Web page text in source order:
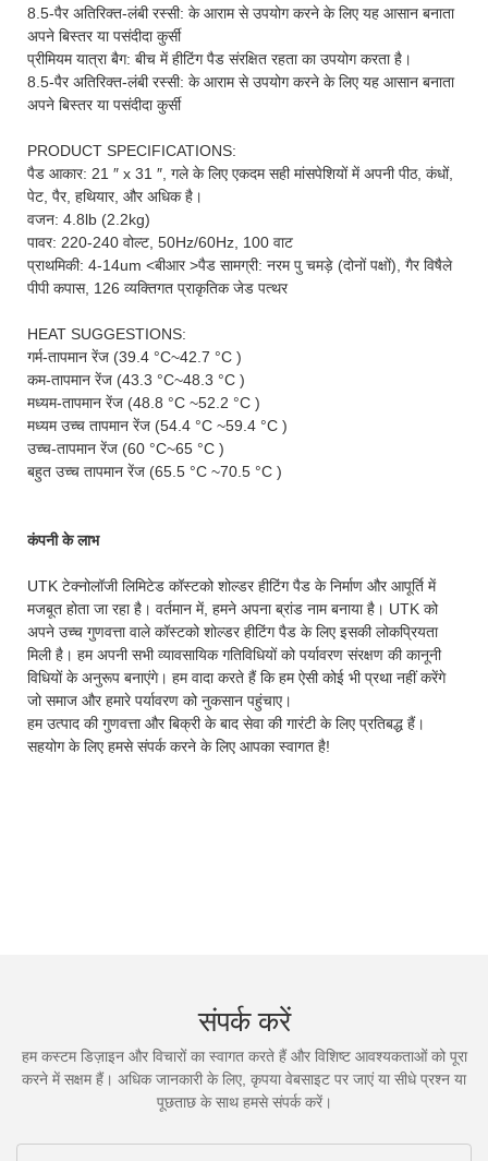
8.5-पैर अतिरिक्त-लंबी रस्सी: के आराम से उपयोग करने के लिए यह आसान बनाता
अपने बिस्तर या पसंदीदा कुर्सी
प्रीमियम यात्रा बैग: बीच में हीटिंग पैड संरक्षित रहता का उपयोग करता है।
8.5-पैर अतिरिक्त-लंबी रस्सी: के आराम से उपयोग करने के लिए यह आसान बनाता
अपने बिस्तर या पसंदीदा कुर्सी
PRODUCT SPECIFICATIONS:
पैड आकार: 21 ″ x 31 ″, गले के लिए एकदम सही मांसपेशियों में अपनी पीठ, कंधों,
पेट, पैर, हथियार, और अधिक है।
वजन: 4.8lb (2.2kg)
पावर: 220-240 वोल्ट, 50Hz/60Hz, 100 वाट
प्राथमिकी: 4-14um <बीआर >पैड सामग्री: नरम पु चमड़े (दोनों पक्षों), गैर विषैले
पीपी कपास, 126 व्यक्तिगत प्राकृतिक जेड पत्थर
HEAT SUGGESTIONS:
गर्म-तापमान रेंज (39.4 °C~42.7 °C )
कम-तापमान रेंज (43.3 °C~48.3 °C )
मध्यम-तापमान रेंज (48.8 °C ~52.2 °C )
मध्यम उच्च तापमान रेंज (54.4 °C ~59.4 °C )
उच्च-तापमान रेंज (60 °C~65 °C )
बहुत उच्च तापमान रेंज (65.5 °C ~70.5 °C )
कंपनी के लाभ
UTK टेक्नोलॉजी लिमिटेड कॉस्टको शोल्डर हीटिंग पैड के निर्माण और आपूर्ति में
मजबूत होता जा रहा है। वर्तमान में, हमने अपना ब्रांड नाम बनाया है। UTK को
अपने उच्च गुणवत्ता वाले कॉस्टको शोल्डर हीटिंग पैड के लिए इसकी लोकप्रियता
मिली है। हम अपनी सभी व्यावसायिक गतिविधियों को पर्यावरण संरक्षण की कानूनी
विधियों के अनुरूप बनाएंगे। हम वादा करते हैं कि हम ऐसी कोई भी प्रथा नहीं करेंगे
जो समाज और हमारे पर्यावरण को नुकसान पहुंचाए।
हम उत्पाद की गुणवत्ता और बिक्री के बाद सेवा की गारंटी के लिए प्रतिबद्ध हैं।
सहयोग के लिए हमसे संपर्क करने के लिए आपका स्वागत है!
संपर्क करें
हम कस्टम डिज़ाइन और विचारों का स्वागत करते हैं और विशिष्ट आवश्यकताओं को पूरा
करने में सक्षम हैं। अधिक जानकारी के लिए, कृपया वेबसाइट पर जाएं या सीधे प्रश्न या
पूछताछ के साथ हमसे संपर्क करें।